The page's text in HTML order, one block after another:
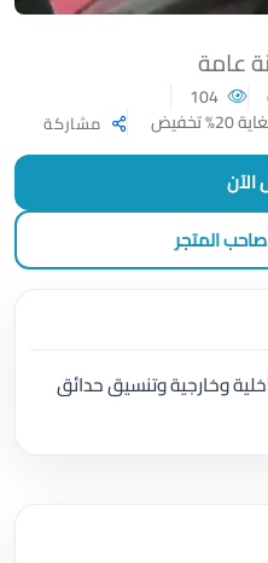
عامة
20% تخفيض مشاركة
الآن
المتجر
وخارجية وتنسيق حدائق